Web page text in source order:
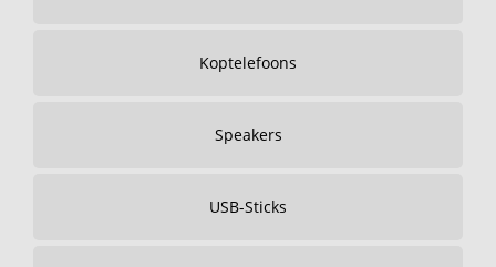
Koptelefoons
Speakers
USB-Sticks